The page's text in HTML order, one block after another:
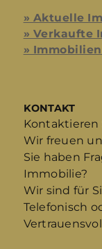
» Aktuelle
» Verkaufte
»
KONTAKT
Kontaktieren
Wir freuen
Sie haben
Immobilie?
Wir sind für
Telefonisch